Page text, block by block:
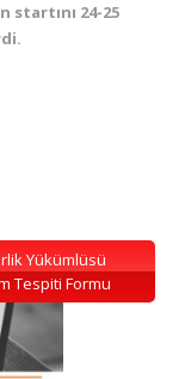
startını 24-25
Yükümlüsü
Tespiti Formu